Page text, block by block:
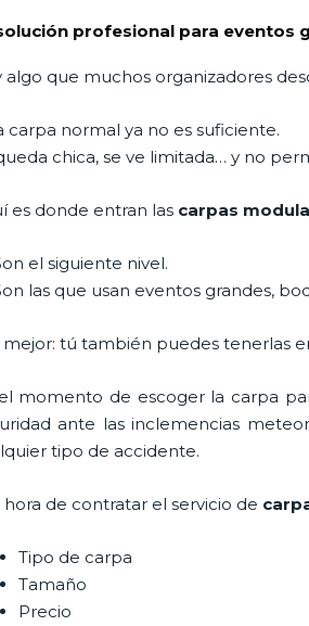
profesional para eventos
algo que muchos organizadores
carpa normal ya no es suficiente.
chica, se ve limitada… y no
es donde entran las carpas
el siguiente nivel.
las que usan eventos grandes,
mejor: tú también puedes tenerlas
momento de escoger la carpa
ante las inclemencias
tipo de accidente.
hora de contratar el servicio de
Tipo de carpa
Tamaño
Precio